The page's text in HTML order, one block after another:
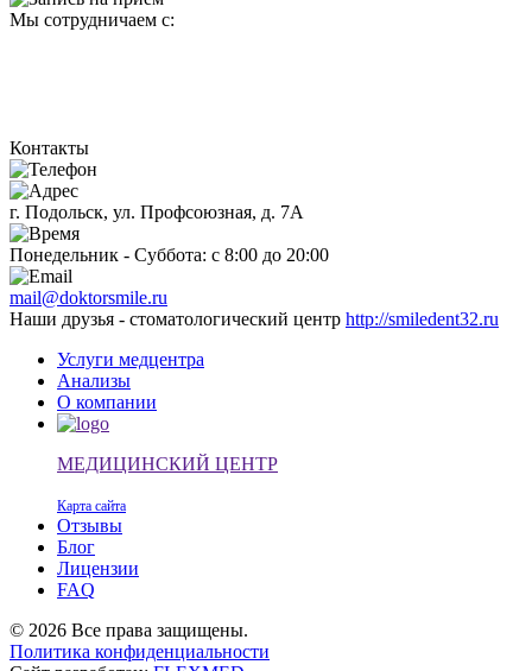
Мы сотрудничаем с:
Контакты
г. Подольск, ул. Профсоюзная, д. 7А
Понедельник - Суббота: с 8:00 до 20:00
mail@doktorsmile.ru
Наши друзья - стоматологический центр http://smiledent32.ru
Услуги медцентра
Анализы
О компании
МЕДИЦИНСКИЙ ЦЕНТР
Карта сайта
Отзывы
Блог
Лицензии
FAQ
© 2026 Все права защищены.
Политика конфиденциальности